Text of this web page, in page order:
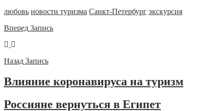
любовь новости туризма Санкт-Петербург экскурсия
Вперед Запись
Назад Запись
Влияние коронавируса на туризм
Россияне вернуться в Египет